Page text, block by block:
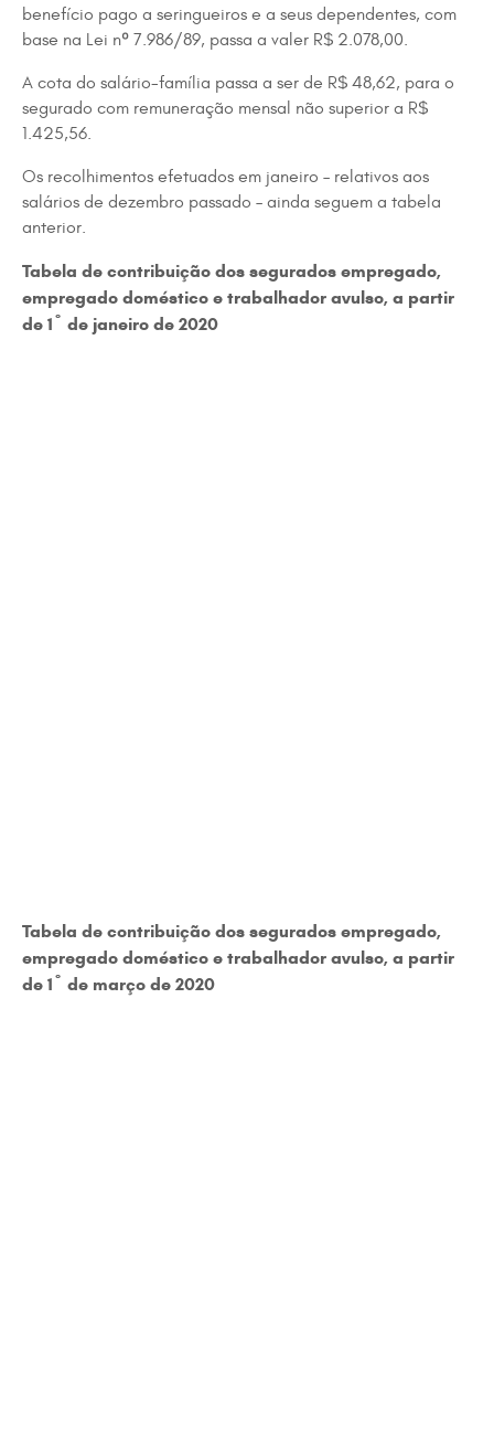
benefício pago a seringueiros e a seus dependentes, com
base na Lei nº 7.986/89, passa a valer R$ 2.078,00.
A cota do salário-família passa a ser de R$ 48,62, para o
segurado com remuneração mensal não superior a R$
1.425,56.
Os recolhimentos efetuados em janeiro – relativos aos
salários de dezembro passado – ainda seguem a tabela
anterior.
Tabela de contribuição dos segurados empregado,
empregado doméstico e trabalhador avulso, a partir
de 1º de janeiro de 2020
Tabela de contribuição dos segurados empregado,
empregado doméstico e trabalhador avulso, a partir
de 1º de março de 2020